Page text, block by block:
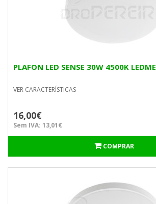
PLAFON LED SENSE 30W 4500K LEDME
VER CARACTERÍSTICAS
16,00€
Sem IVA: 13,01€
COMPRAR